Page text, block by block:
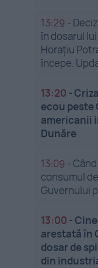
13:29 -
în dosarul
Horațiu
începe.
13:20 -
ecou peste
americanii
Dunăre
13:09 -
consumul
Guvernului
13:00 -
arestată în
dosar de
din